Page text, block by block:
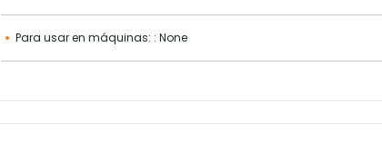
Para usar en máquinas: : None